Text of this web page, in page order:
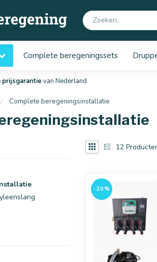
Complete beregeningssets
prijsgarantie van Nederland
/ Complete beregeningsinstallatie
12
-20%